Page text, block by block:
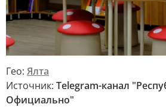
Гео: Ялта
Источник: Telegram-канал
Официально"